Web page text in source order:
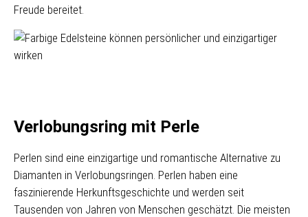
Freude bereitet.
Verlobungsring mit Perle
Perlen sind eine einzigartige und romantische Alternative zu
Diamanten in Verlobungsringen. Perlen haben eine
faszinierende Herkunftsgeschichte und werden seit
Tausenden von Jahren von Menschen geschätzt. Die meisten